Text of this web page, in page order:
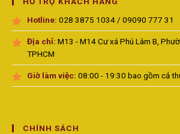
Hotline: 028 3875 1034 / 09090 777 31
Địa chỉ: M13 - M14 Cư xá Phú Lâm B,
TPHCM
Giờ làm việc: 08:00 - 19:30 bao gồm cả
CHÍNH SÁCH